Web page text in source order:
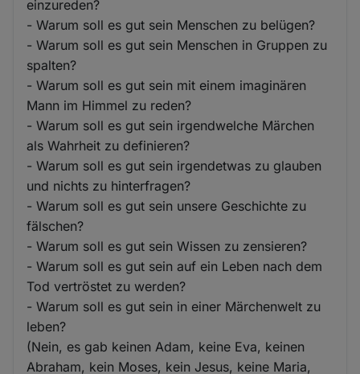
einzureden?
- Warum soll es gut sein Menschen zu belügen?
- Warum soll es gut sein Menschen in Gruppen zu
spalten?
- Warum soll es gut sein mit einem imaginären
Mann im Himmel zu reden?
- Warum soll es gut sein irgendwelche Märchen
als Wahrheit zu definieren?
- Warum soll es gut sein irgendetwas zu glauben
und nichts zu hinterfragen?
- Warum soll es gut sein unsere Geschichte zu
fälschen?
- Warum soll es gut sein Wissen zu zensieren?
- Warum soll es gut sein auf ein Leben nach dem
Tod vertröstet zu werden?
- Warum soll es gut sein in einer Märchenwelt zu
leben?
(Nein, es gab keinen Adam, keine Eva, keinen
Abraham, kein Moses, kein Jesus, keine Maria,